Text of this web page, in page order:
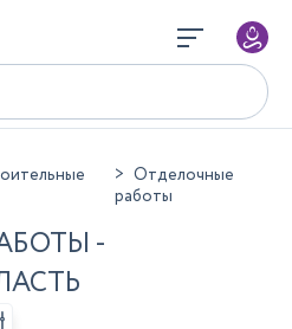
Отделочные
работы
-